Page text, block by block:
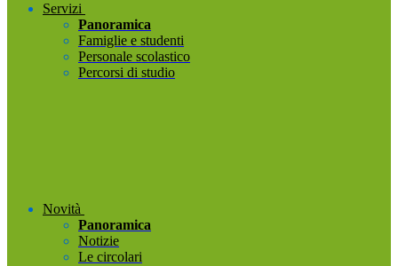
Servizi
Panoramica
Famiglie e studenti
Personale scolastico
Percorsi di studio
Novità
Panoramica
Notizie
Le circolari